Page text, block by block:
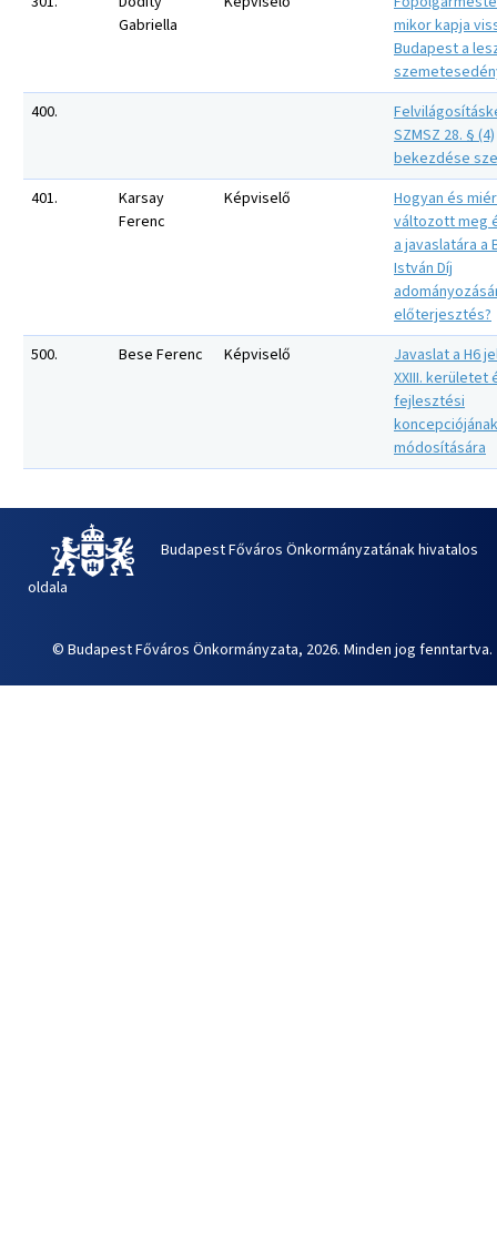
Gabriella
mikor kapja
Budapest a
400.
SZMSZ 28. § (4)
bekezdése
401.
Karsay
Ferenc
Képviselő
Hogyan és
változott meg
a javaslatára a
István Díj
előterjesztés?
500.
Bese Ferenc Képviselő
Javaslat a H6
XXIII. kerületet
fejlesztési
koncepciójának
módosítására
Budapest Főváros Önkormányzatának hivatalos
oldala
© Budapest Főváros Önkormányzata, 2026. Minden jog fenntartva.